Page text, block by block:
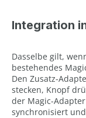
Integration
Dasselbe gilt,
bestehendes
Den Zusatz-
stecken, Knopf
der Magic-
synchronisiert